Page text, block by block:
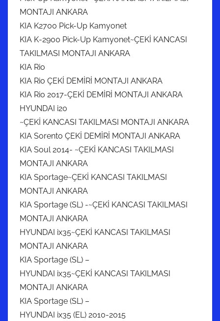
MONTAJI ANKARA
KIA K2700 Pick-Up Kamyonet
KIA K-2900 Pick-Up Kamyonet~ÇEKİ KANCASI
TAKILMASI MONTAJI ANKARA
KIA Rio
KIA Rio ÇEKİ DEMİRİ MONTAJI ANKARA
KIA Rio 2017-ÇEKİ DEMİRİ MONTAJI ANKARA
HYUNDAI i20
~ÇEKİ KANCASI TAKILMASI MONTAJI ANKARA
KIA Sorento ÇEKİ DEMİRİ MONTAJI ANKARA
KIA Soul 2014- ~ÇEKİ KANCASI TAKILMASI
MONTAJI ANKARA
KIA Sportage~ÇEKİ KANCASI TAKILMASI
MONTAJI ANKARA
KIA Sportage (SL) -~ÇEKİ KANCASI TAKILMASI
MONTAJI ANKARA
HYUNDAI ix35~ÇEKİ KANCASI TAKILMASI
MONTAJI ANKARA
KIA Sportage (SL) –
HYUNDAI ix35~ÇEKİ KANCASI TAKILMASI
MONTAJI ANKARA
KIA Sportage (SL) –
HYUNDAI ix35 (EL) 2010-2015